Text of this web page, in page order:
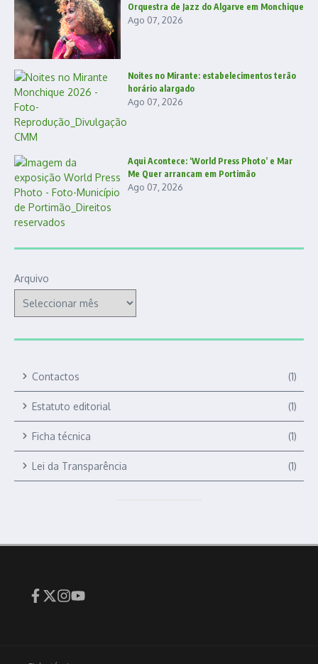
Orquestra de Jazz do Algarve em Monchique
Ago 07, 2026
Noites no Mirante: estabelecimentos terão
horário alargado
Ago 07, 2026
Aqui Acontece: ‘World Press Photo’ e Mar
Me Quer arrancam em Portimão
Ago 07, 2026
Arquivo
Contactos (1)
Estatuto editorial (1)
Ficha técnica (1)
Lei da Transparência (1)